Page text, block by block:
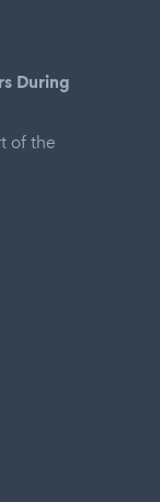
During
of the